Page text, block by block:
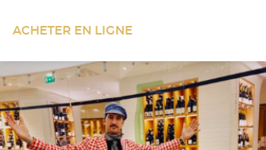
ACHETER EN LIGNE